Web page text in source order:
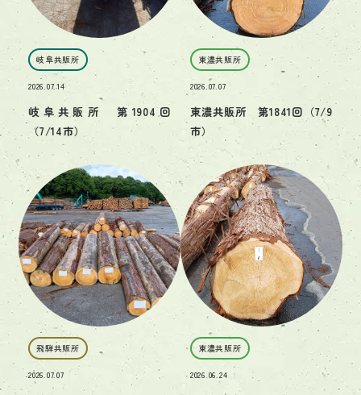
岐阜共販所
2026.07.14
岐阜共販所 第1904回
（7/14市）
東濃共販所
2026.07.07
東濃共販所 第1841回（7/9
市）
飛騨共販所
2026.07.07
東濃共販所
2026.06.24